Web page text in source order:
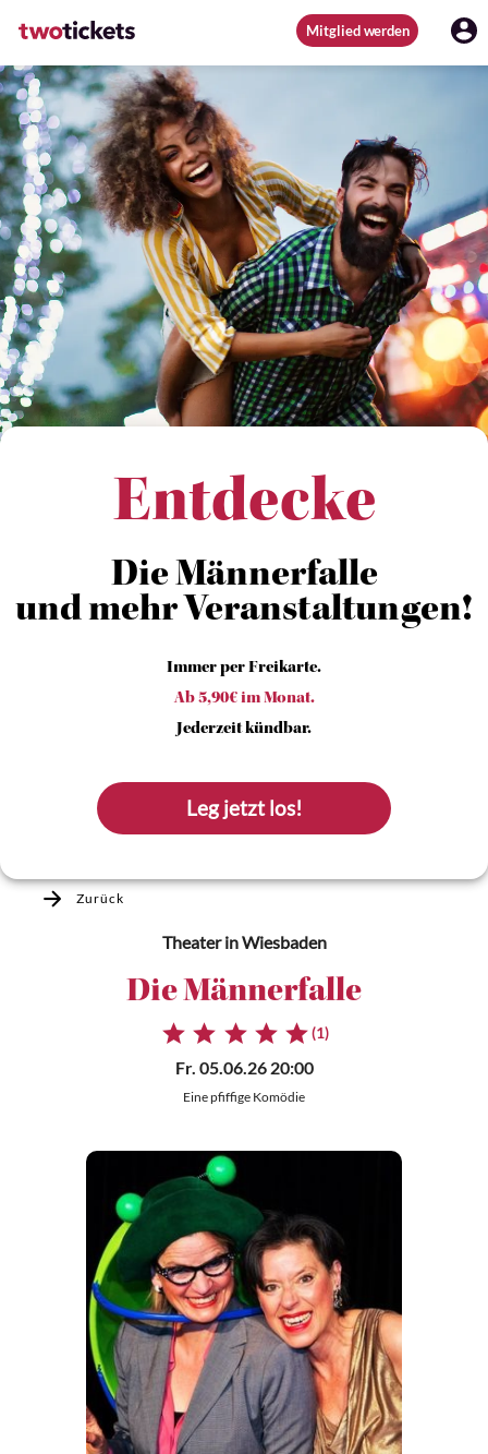
Mitglied werden
Entdecke
Die Männerfalle
und mehr Veranstaltungen!
Immer per Freikarte.
Ab 5,90€ im Monat.
Jederzeit kündbar.
Leg jetzt los!
Zurück
Theaterin Wiesbaden
Die Männerfalle
(1)
Fr. 05.06.26 20:00
Eine pfiffige Komödie